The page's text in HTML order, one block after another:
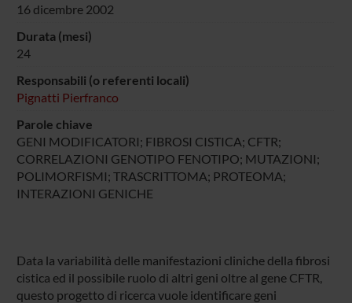
16 dicembre 2002
Durata (mesi)
24
Responsabili (o referenti locali)
Pignatti Pierfranco
Parole chiave
GENI MODIFICATORI; FIBROSI CISTICA; CFTR;
CORRELAZIONI GENOTIPO FENOTIPO; MUTAZIONI;
POLIMORFISMI; TRASCRITTOMA; PROTEOMA;
INTERAZIONI GENICHE
Data la variabilità delle manifestazioni cliniche della fibrosi
cistica ed il possibile ruolo di altri geni oltre al gene CFTR,
questo progetto di ricerca vuole identificare geni